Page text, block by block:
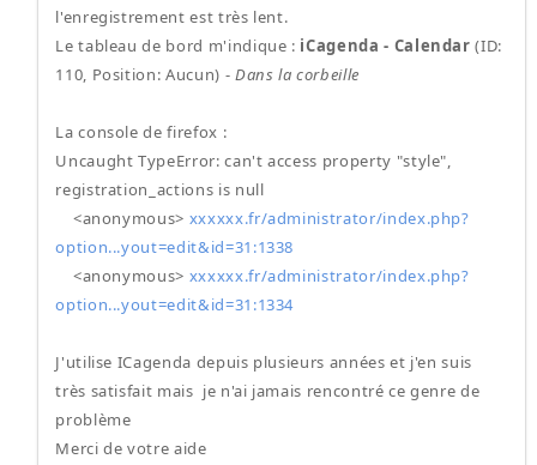
l'enregistrement est très lent.
Le tableau de bord m'indique : iCagenda - Calendar (ID:
110, Position: Aucun) - Dans la corbeille
La console de firefox :
Uncaught TypeError: can't access property "style",
registration_actions is null
<anonymous> xxxxxx.fr/administrator/index.php?
option...yout=edit&id=31:1338
<anonymous> xxxxxx.fr/administrator/index.php?
option...yout=edit&id=31:1334
J'utilise ICagenda depuis plusieurs années et j'en suis
très satisfait mais je n'ai jamais rencontré ce genre de
problème
Merci de votre aide